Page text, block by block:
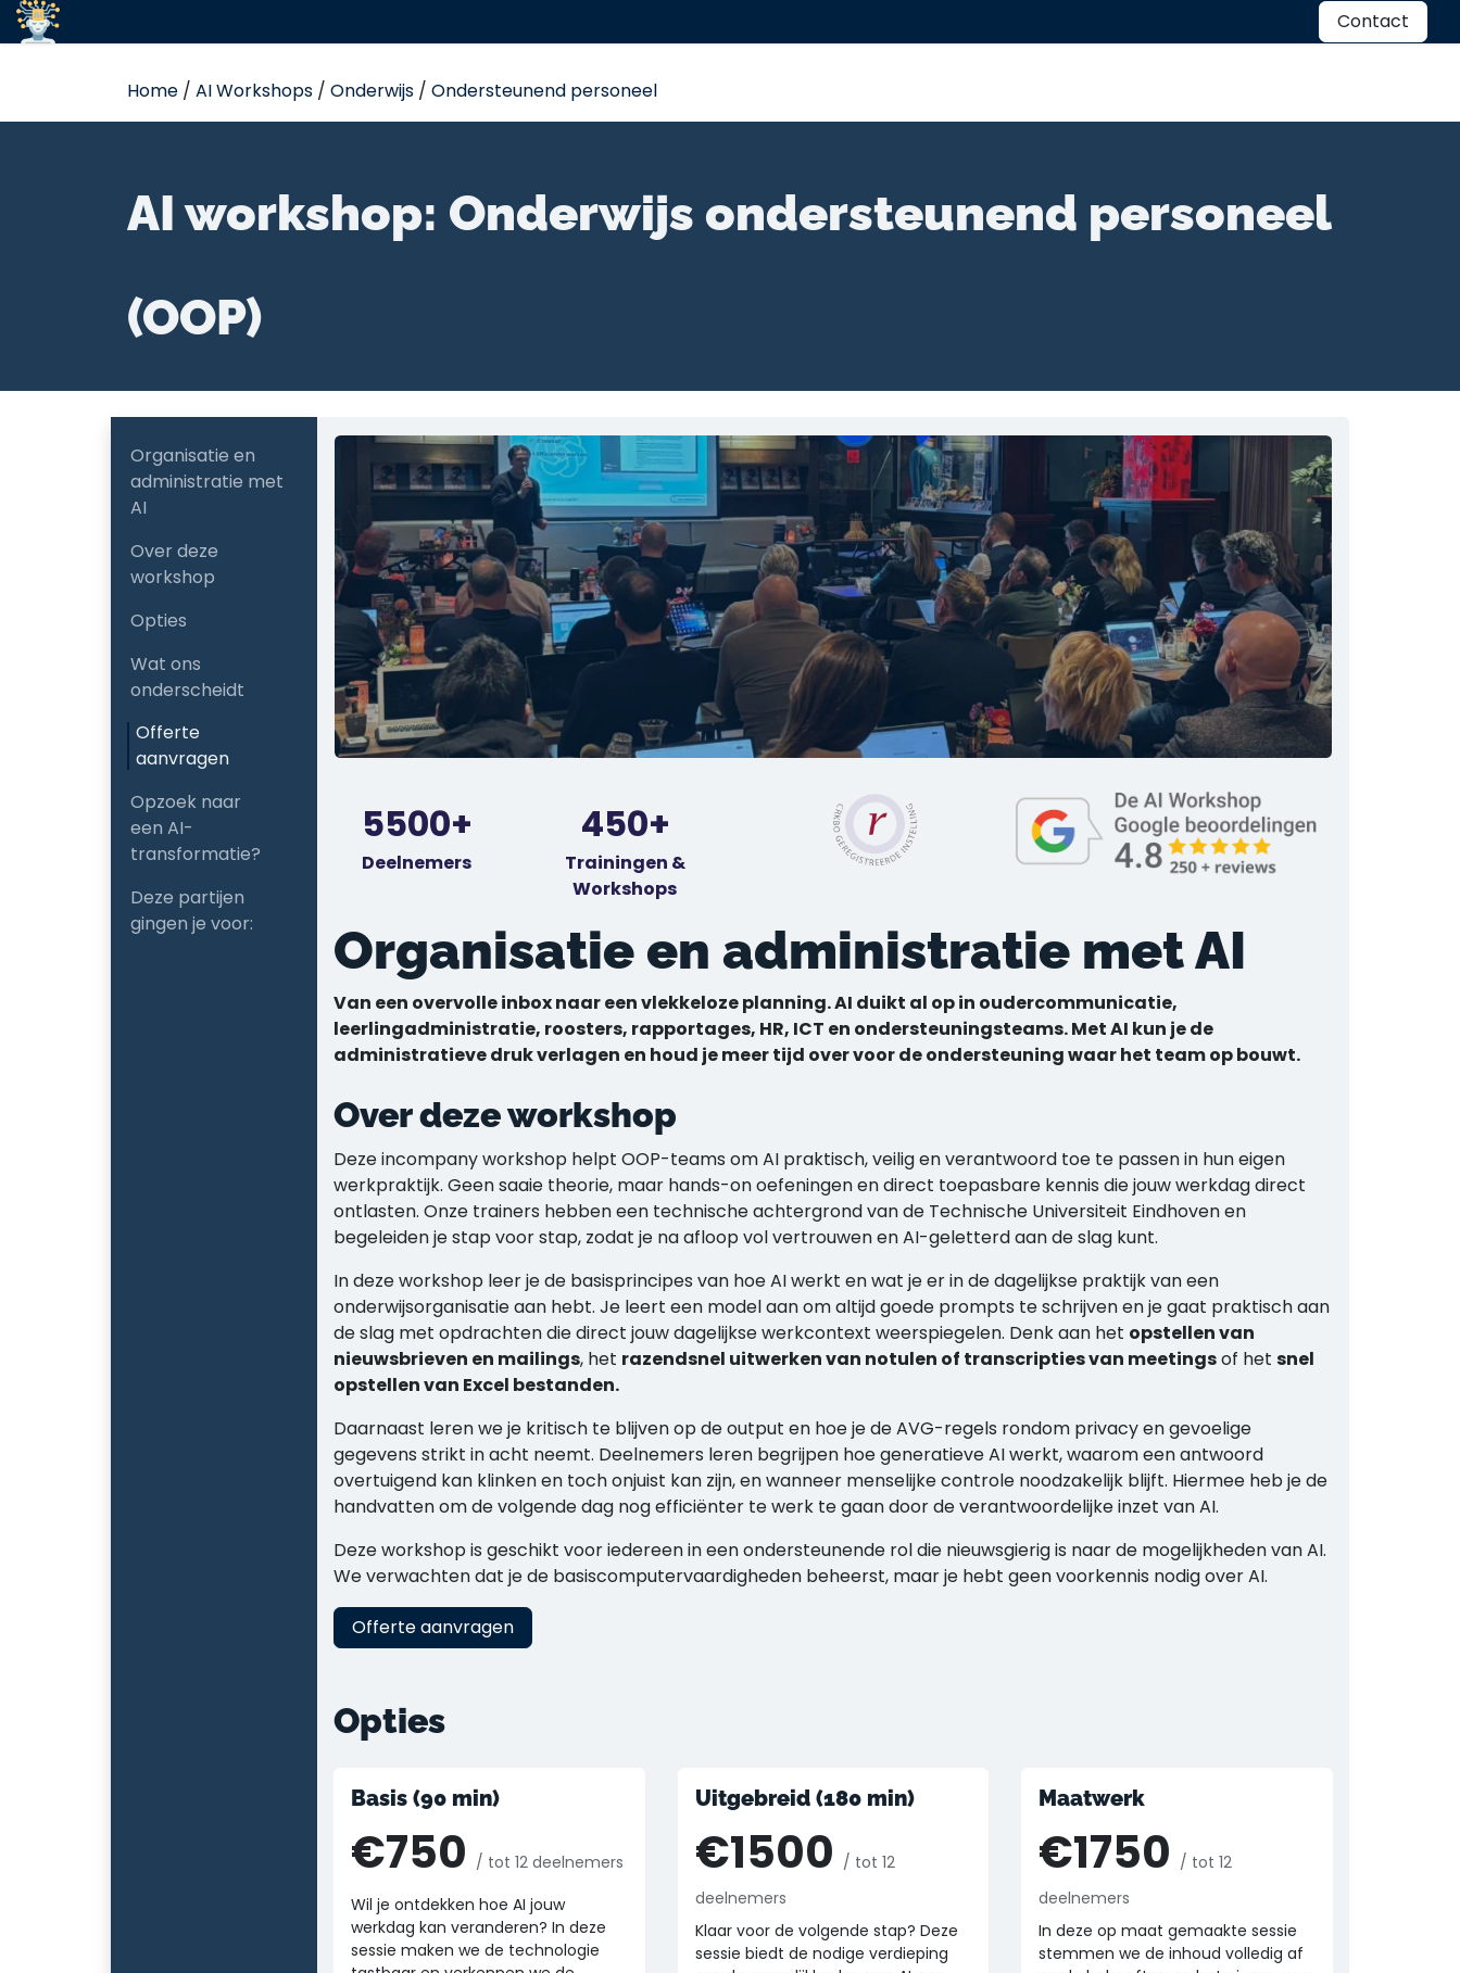
Overslaan naar inhoud Contact
Home / AI Workshops / Onderwijs / Ondersteunend personeel
AI workshop: Onderwijs ondersteunend personeel
(OOP)
Organisatie en
administratie met
AI
Over deze
workshop
Opties
Wat ons
onderscheidt
Offerte
aanvragen
Opzoek naar
een AI-
transformatie?
Deze partijen
gingen je voor:
5500+
Deelnemers
450+
Trainingen &
Workshops
Organisatie en administratie met AI
Van een overvolle inbox naar een vlekkeloze planning. AI duikt al op in oudercommunicatie,
leerlingadministratie, roosters, rapportages, HR, ICT en ondersteuningsteams. Met AI kun je de
administratieve druk verlagen en houd je meer tijd over voor de ondersteuning waar het team op bouwt.
Over deze workshop
Deze incompany workshop helpt OOP-teams om AI praktisch, veilig en verantwoord toe te passen in hun eigen
werkpraktijk. Geen saaie theorie, maar hands-on oefeningen en direct toepasbare kennis die jouw werkdag direct
ontlasten. Onze trainers hebben een technische achtergrond van de Technische Universiteit Eindhoven en
begeleiden je stap voor stap, zodat je na afloop vol vertrouwen en AI-geletterd aan de slag kunt.
In deze workshop leer je de basisprincipes van hoe AI werkt en wat je er in de dagelijkse praktijk van een
onderwijsorganisatie aan hebt. Je leert een model aan om altijd goede prompts te schrijven en je gaat praktisch aan
de slag met opdrachten die direct jouw dagelijkse werkcontext weerspiegelen. Denk aan het opstellen van
nieuwsbrieven en mailings, het razendsnel uitwerken van notulen of transcripties van meetingsof het snel
opstellen van Excel bestanden.
Daarnaast leren we je kritisch te blijven op de output en hoe je de AVG-regels rondom privacy en gevoelige
gegevens strikt in acht neemt. Deelnemers leren begrijpen hoe generatieve AI werkt, waarom een antwoord
overtuigend kan klinken en toch onjuist kan zijn, en wanneer menselijke controle noodzakelijk blijft. Hiermee heb je de
handvatten om de volgende dag nog efficiënter te werk te gaan door de verantwoordelijke inzet van AI.
Deze workshop is geschikt voor iedereen in een ondersteunende rol die nieuwsgierig is naar de mogelijkheden van AI.
We verwachten dat je de basiscomputervaardigheden beheerst, maar je hebt geen voorkennis nodig over AI.
Offerte aanvragen
Opties
Basis (90 min)
€750 / tot 12 deelnemers
Wil je ontdekken hoe AI jouw
werkdag kan veranderen? In deze
sessie maken we de technologie
Uitgebreid (180 min)
€1500 / tot 12
deelnemers
Klaar voor de volgende stap? Deze
sessie biedt de nodige verdieping
Maatwerk
€1750 / tot 12
deelnemers
In deze op maat gemaakte sessie
stemmen we de inhoud volledig af